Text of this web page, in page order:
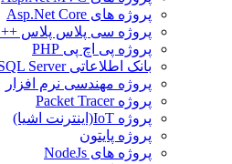
پروژه های Asp.Net Core
پروژه سی پلاس پلاس ++C
پروژه پی اچ پی PHP
بانک اطلاعاتی SQL Server
پروژه مهندسی نرم افزار
پروژه Packet Tracer
پروژه IoT(اینترنت اشیا)
پروژه پایتون
پروژه های NodeJs